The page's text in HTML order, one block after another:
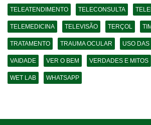
TELEATENDIMENTO TELECONSULTA
TELEMEDICINA TELEVISÃO TERÇOL
TRATAMENTO TRAUMA OCULAR USO
VAIDADE VER O BEM VERDADES E MITOS
WET LAB WHATSAPP